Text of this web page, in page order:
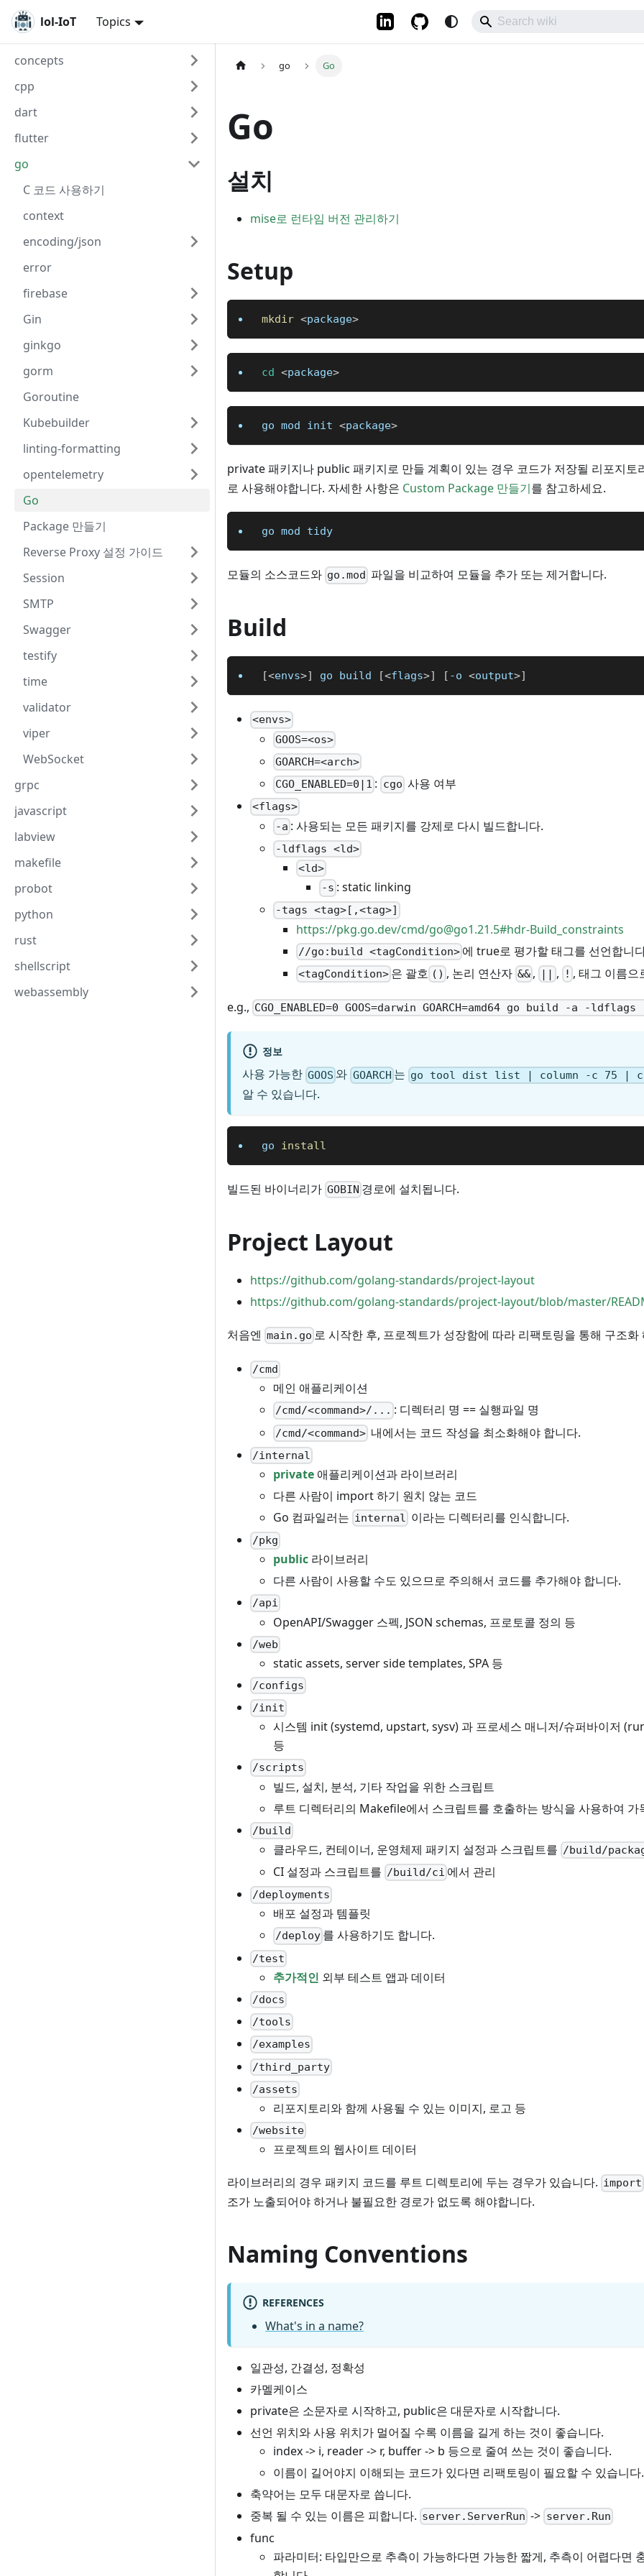
lol-IoT Topics
concepts
cpp
dart
flutter
go
C 코드 사용하기
context
encoding/json
error
firebase
Gin
ginkgo
gorm
Goroutine
Kubebuilder
linting-formatting
opentelemetry
Go
Package 만들기
Reverse Proxy 설정 가이드
Session
SMTP
Swagger
testify
time
validator
viper
WebSocket
grpc
javascript
labview
makefile
probot
python
rust
shellscript
webassembly
go Go
Go
설치
mise로 런타임 버전 관리하기
Setup
mkdir <package>
cd <package>
go mod init <package>
private 패키지나 public 패키지로 만들 계획이 있는 경우 코드가 저장될 리포지토
로 사용해야합니다. 자세한 사항은 Custom Package 만들기를 참고하세요.
go mod tidy
모듈의 소스코드와 go.mod 파일을 비교하여 모듈을 추가 또는 제거합니다.
Build
[<envs>] go build [<flags>] [ -o <output>]
<envs>
GOOS=<os>
GOARCH=<arch>
CGO_ENABLED=0|1 : cgo 사용 여부
<flags>
-a : 사용되는 모든 패키지를 강제로 다시 빌드합니다.
-ldflags <ld>
<ld>
-s : static linking
-tags <tag>[,<tag>]
https://pkg.go.dev/cmd/go@go1.21.5#hdr-Build_constraints
//go:build <tagCondition> 에 true로 평가할 태그를 선언합니
<tagCondition> 은 괄호 () , 논리 연산자 && , || , ! , 태그 이름으
e.g., CGO_ENABLED=0 GOOS=darwin GOARCH=amd64 go build -a -
정보
사용 가능한 GOOS 와 GOARCH 는 go tool dist list | column -c 75 |
알 수 있습니다.
go install
빌드된 바이너리가 GOBIN 경로에 설치됩니다.
Project Layout
https://github.com/golang-standards/project-layout
https://github.com/golang-standards/project-layout/blob/master/
처음엔 main.go 로 시작한 후, 프로젝트가 성장함에 따라 리팩토링을 통해 구조
/cmd
메인 애플리케이션
/cmd/<command>/... : 디렉터리 명 == 실행파일 명
/cmd/<command> 내에서는 코드 작성을 최소화해야 합니다.
/internal
private 애플리케이션과 라이브러리
다른 사람이 import 하기 원치 않는 코드
Go 컴파일러는 internal 이라는 디렉터리를 인식합니다.
/pkg
public 라이브러리
다른 사람이 사용할 수도 있으므로 주의해서 코드를 추가해야 합니다.
/api
OpenAPI/Swagger 스펙, JSON schemas, 프로토콜 정의 등
/web
static assets, server side templates, SPA 등
/configs
/init
시스템 init (systemd, upstart, sysv) 과 프로세스 매니저/슈퍼바이저
등
/scripts
빌드, 설치, 분석, 기타 작업을 위한 스크립트
루트 디렉터리의 Makefile에서 스크립트를 호출하는 방식을 사용하여 가
/build
클라우드, 컨테이너, 운영체제 패키지 설정과 스크립트를 /build/
CI 설정과 스크립트를 /build/ci 에서 관리
/deployments
배포 설정과 템플릿
/deploy 를 사용하기도 합니다.
/test
추가적인 외부 테스트 앱과 데이터
/docs
/tools
/examples
/third_party
/assets
리포지토리와 함께 사용될 수 있는 이미지, 로고 등
/website
프로젝트의 웹사이트 데이터
라이브러리의 경우 패키지 코드를 루트 디렉토리에 두는 경우가 있습니다. import
조가 노출되어야 하거나 불필요한 경로가 없도록 해야합니다.
Naming Conventions
REFERENCES
What's in a name?
일관성, 간결성, 정확성
카멜케이스
private은 소문자로 시작하고, public은 대문자로 시작합니다.
선언 위치와 사용 위치가 멀어질 수록 이름을 길게 하는 것이 좋습니다.
index -> i, reader -> r, buffer -> b 등으로 줄여 쓰는 것이 좋습니다.
이름이 길어야지 이해되는 코드가 있다면 리팩토링이 필요할 수 있습니다.
축약어는 모두 대문자로 씁니다.
중복 될 수 있는 이름은 피합니다. server.ServerRun -> server.Run
func
파라미터: 타입만으로 추측이 가능하다면 가능한 짧게, 추측이 어렵다면